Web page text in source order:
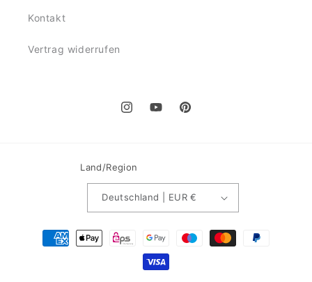
Kontakt
Vertrag widerrufen
InstagramYouTubePinterest
Land/Region
Deutschland | EUR €
Zahlungsmethoden